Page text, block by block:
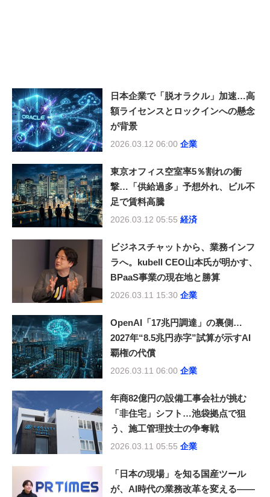
日本企業で「脱オラクル」加速…高
額ライセンスとロックインへの懸念
が背景
2026.03.12 06:00 企業
東京オフィス空室率5％割れの衝
撃…「供給過多」予想外れ、ビル不
足で賃料高騰
2026.03.12 05:55 経済
ビジネスチャットから、業務インフ
ラへ。kubell CEO山本氏が明かす、
BPaaS事業の現在地と勝算
2026.03.11 15:30 企業
OpenAI「17兆円調達」の裏側…
2027年“8.5兆円赤字”試算が示すAI
覇権の代償
2026.03.11 06:00 企業
年商82億円の設備工事会社が挑む
「非住宅」シフト…池袋拠点で狙
う、施工管理技士の争奪戦
2026.03.11 05:55 企業
「日本の現場」を知る国産ツール
が、AI時代の業務改革を変える――